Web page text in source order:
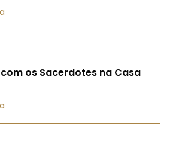
os Sacerdotes na Casa